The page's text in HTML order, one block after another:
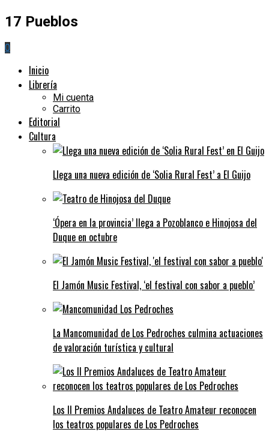
17 Pueblos
0
Inicio
Librería
Mi cuenta
Carrito
Editorial
Cultura
Llega una nueva edición de ‘Solia Rural Fest’ a El Guijo
‘Ópera en la provincia’ llega a Pozoblanco e Hinojosa del
Duque en octubre
El Jamón Music Festival, ‘el festival con sabor a pueblo’
La Mancomunidad de Los Pedroches culmina actuaciones
de valoración turística y cultural
Los II Premios Andaluces de Teatro Amateur reconocen
los teatros populares de Los Pedroches